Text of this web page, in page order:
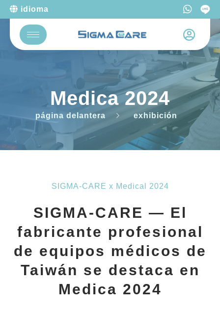
idioma
Medica 2024
página delantera exhibición
SIGMA-CARE x Medical 2024
SIGMA-CARE — El
fabricante profesional
de equipos médicos de
Taiwán se destaca en
Medica 2024